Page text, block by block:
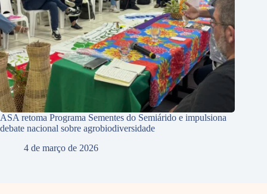
ASA retoma Programa Sementes do Semiárido e impulsiona
debate nacional sobre agrobiodiversidade
4 de março de 2026